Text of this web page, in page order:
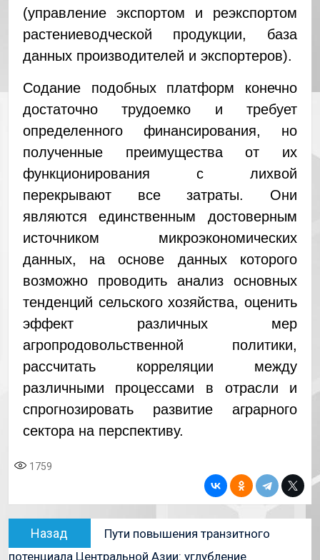
(управление экспортом и реэкспортом
растениеводческой продукции, база
данных производителей и экспортеров).
Содание подобных платформ конечно
достаточно трудоемко и требует
определенного финансирования, но
полученные преимущества от их
функционирования с лихвой
перекрывают все затраты. Они
являются единственным достоверным
источником микроэкономических
данных, на основе данных которого
возможно проводить анализ основных
тенденций сельского хозяйства, оценить
эффект различных мер
агропродовольственной политики,
рассчитать корреляции между
различными процессами в отрасли и
спрогнозировать развитие аграрного
сектора на перспективу.
1759
Назад
Пути повышения транзитного
потенциала Центральной Азии: углубление